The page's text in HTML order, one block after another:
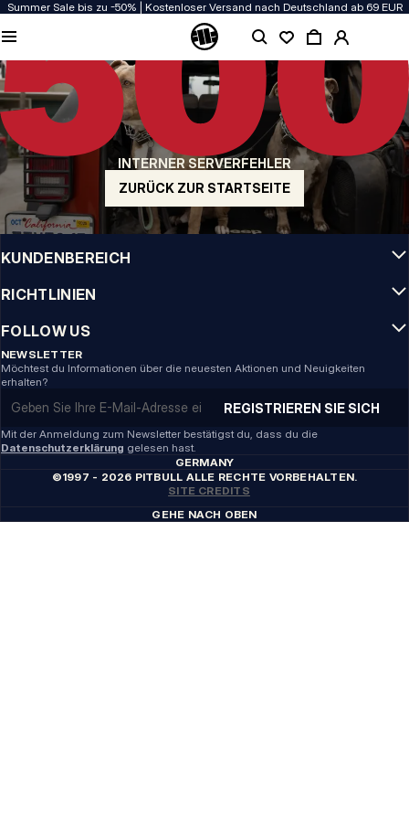
Summer Sale bis zu -50% | Kostenloser Versand nach Deutschland ab 69 EUR
INTERNER SERVERFEHLER
ZURÜCK ZUR STARTSEITE
QUALITÄT HAT BEI UNS PRIORITÄT
Unsere Kleidung wird mit Leidenschaft produziert. Bei Haltbarkeit, Langlebigkeit
der Materialien und Details machen wir keine Kompromisse.
US ORIGIN
Unsere Wurzeln reichen zurück ins San Diego der frühen 90er. Unser Stil ist roh,
authentisch und kompromisslos.
MARKE MIT CHARAKTER
Unsere Kollektionen tragen Sportler, Kämpfer und eigensinnige Individualisten
INFO
KUNDENBEREICH
RICHTLINIEN
FOLLOW US
NEWSLETTER
Möchtest du Informationen über die neuesten Aktionen und Neuigkeiten
erhalten?
REGISTRIEREN SIE SICH
Mit der Anmeldung zum Newsletter bestätigst du, dass du die
Datenschutzerklärung gelesen hast.
GERMANY
©1997 - 2026 PITBULL ALLE RECHTE VORBEHALTEN.
SITE CREDITS
GEHE NACH OBEN